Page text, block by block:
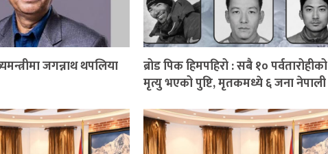
जगन्नाथ थपलिया
ब्रोड पिक हिमपहिरो : सबै १० पर्वतारोहीको
मृत्यु भएको पुष्टि, मृतकमध्ये ६ जना नेपाली